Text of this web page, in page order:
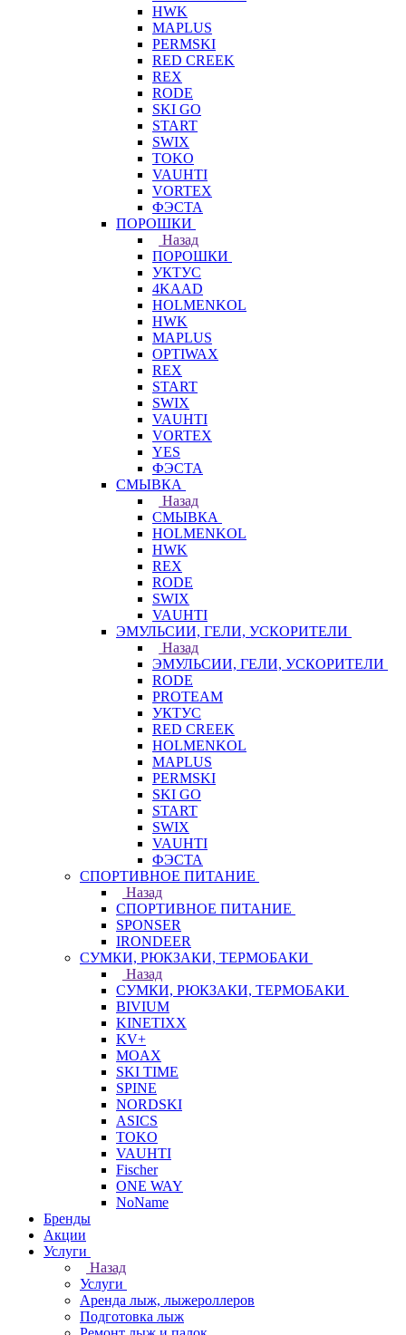
HWK
MAPLUS
PERMSKI
RED CREEK
REX
RODE
SKI GO
START
SWIX
TOKO
VAUHTI
VORTEX
ФЭСТА
ПОРОШКИ
Назад
ПОРОШКИ
УКТУС
4KAAD
HOLMENKOL
HWK
MAPLUS
OPTIWAX
REX
START
SWIX
VAUHTI
VORTEX
YES
ФЭСТА
СМЫВКА
Назад
СМЫВКА
HOLMENKOL
HWK
REX
RODE
SWIX
VAUHTI
ЭМУЛЬСИИ, ГЕЛИ, УСКОРИТЕЛИ
Назад
ЭМУЛЬСИИ, ГЕЛИ, УСКОРИТЕЛИ
RODE
PROTEAM
УКТУС
RED CREEK
HOLMENKOL
MAPLUS
PERMSKI
SKI GO
START
SWIX
VAUHTI
ФЭСТА
СПОРТИВНОЕ ПИТАНИЕ
Назад
СПОРТИВНОЕ ПИТАНИЕ
SPONSER
IRONDEER
СУМКИ, РЮКЗАКИ, ТЕРМОБАКИ
Назад
СУМКИ, РЮКЗАКИ, ТЕРМОБАКИ
BIVIUM
KINETIXX
KV+
MOAX
SKI TIME
SPINE
NORDSKI
ASICS
TOKO
VAUHTI
Fischer
ONE WAY
NoName
Бренды
Акции
Услуги
Назад
Услуги
Аренда лыж, лыжероллеров
Подготовка лыж